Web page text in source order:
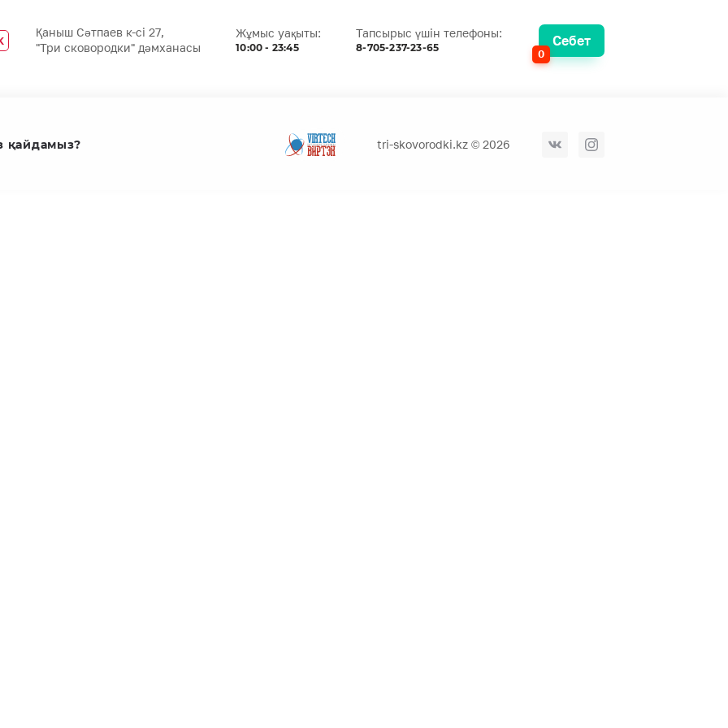
Қаныш Сәтпаев к-сі 27,
"Три сковородки" дәмханасы
Жұмыс уақыты:
10:00 - 23:45
Тапсырыс үшін телефоны:
8-705-237-23-65
Себет
0
қайдамыз? tri-skovorodki.kz © 2026